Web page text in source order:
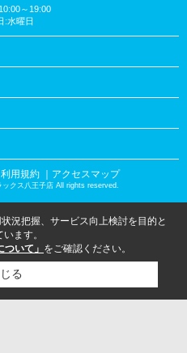
～19:00
:水曜日
利用規約 ｜アクセスマップ
クス八王子店 All rights reserved.
況把握、サービス向上検討を目的と
ます。
ついて」 をご確認ください。
る